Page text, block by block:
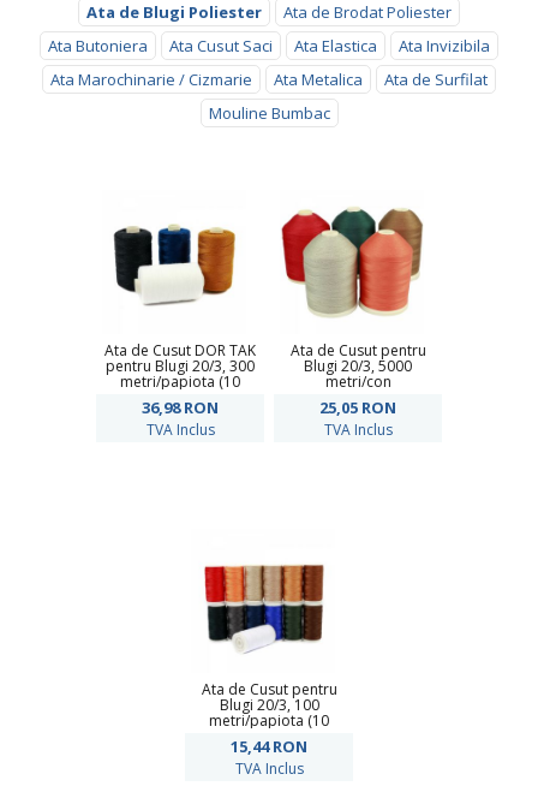
Ata de Blugi Poliester
Ata de Brodat Poliester
Ata Butoniera
Ata Cusut Saci Ata Elastica
Ata Invizibila
Ata Marochinarie / Cizmarie
Ata Metalica
Ata de Surfilat
Mouline Bumbac
Ata de Cusut DOR TAK
pentru Blugi 20/3, 300
metri/papiota (10
36,98RON
TVA Inclus
Ata de Cusut pentru
Blugi 20/3, 5000
metri/con
25,05 RON
TVA Inclus
Ata de Cusut pentru
Blugi 20/3, 100
metri/papiota (10
15,44RON
TVA Inclus